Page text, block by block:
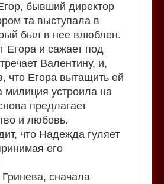
бывший директор
та выступала в
был в нее влюблен.
Егора и сажает под
Валентину, и,
что Егора вытащить ей
милиция устроила на
предлагает
и любовь.
что Надежда гуляет
его
сначала